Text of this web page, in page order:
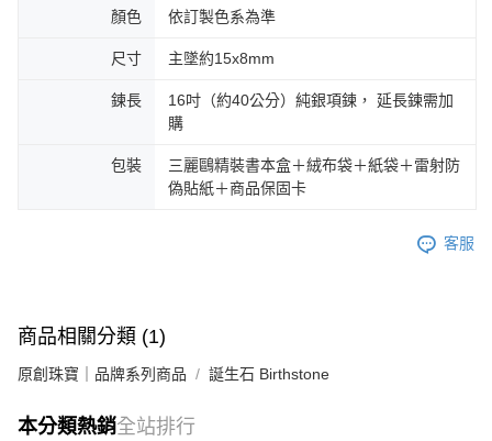
顏色 依訂製色系為準
尺寸 主墜約15x8mm
鍊長
16吋（約40公分）純銀項鍊， 延長鍊需加
購
包裝
三麗鷗精裝書本盒＋絨布袋＋紙袋＋雷射防
偽貼紙＋商品保固卡
客服
商品相關分類 (1)
原創珠寶｜品牌系列商品 誕生石 Birthstone
本分類熱銷全站排行